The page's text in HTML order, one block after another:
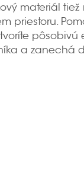
materiál
priestoru.
pôsobivú
a zanechá